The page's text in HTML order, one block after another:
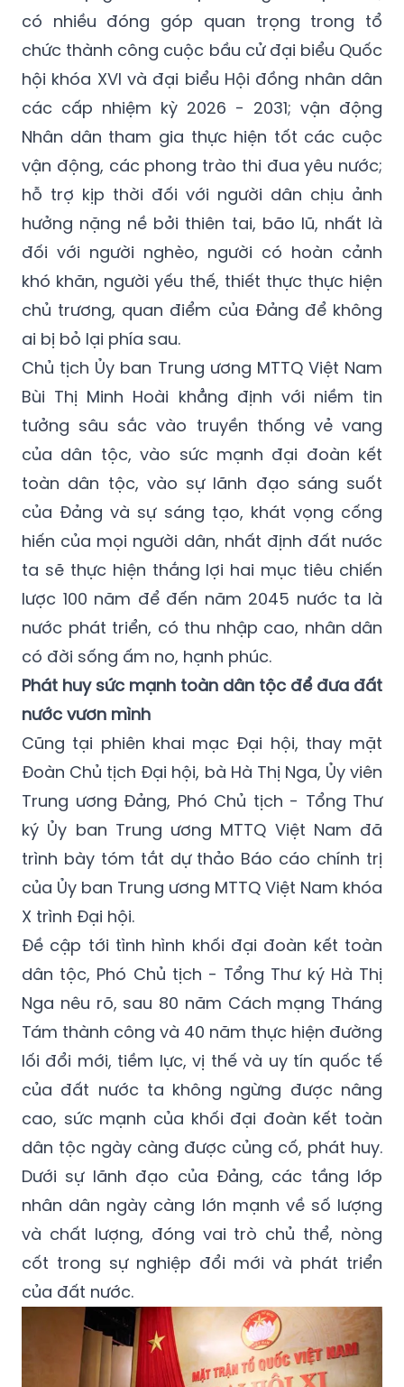
có nhiều đóng góp quan trọng trong tổ
chức thành công cuộc bầu cử đại biểu Quốc
hội khóa XVI và đại biểu Hội đồng nhân dân
các cấp nhiệm kỳ 2026 - 2031; vận động
Nhân dân tham gia thực hiện tốt các cuộc
vận động, các phong trào thi đua yêu nước;
hỗ trợ kịp thời đối với người dân chịu ảnh
hưởng nặng nề bởi thiên tai, bão lũ, nhất là
đối với người nghèo, người có hoàn cảnh
khó khăn, người yếu thế, thiết thực thực hiện
chủ trương, quan điểm của Đảng để không
ai bị bỏ lại phía sau.
Chủ tịch Ủy ban Trung ương MTTQ Việt Nam
Bùi Thị Minh Hoài khẳng định với niềm tin
tưởng sâu sắc vào truyền thống vẻ vang
của dân tộc, vào sức mạnh đại đoàn kết
toàn dân tộc, vào sự lãnh đạo sáng suốt
của Đảng và sự sáng tạo, khát vọng cống
hiến của mọi người dân, nhất định đất nước
ta sẽ thực hiện thắng lợi hai mục tiêu chiến
lược 100 năm để đến năm 2045 nước ta là
nước phát triển, có thu nhập cao, nhân dân
có đời sống ấm no, hạnh phúc.
Phát huy sức mạnh toàn dân tộc để đưa đất
nước vươn mình
Cũng tại phiên khai mạc Đại hội, thay mặt
Đoàn Chủ tịch Đại hội, bà Hà Thị Nga, Ủy viên
Trung ương Đảng, Phó Chủ tịch - Tổng Thư
ký Ủy ban Trung ương MTTQ Việt Nam đã
trình bày tóm tắt dự thảo Báo cáo chính trị
của Ủy ban Trung ương MTTQ Việt Nam khóa
X trình Đại hội.
Đề cập tới tình hình khối đại đoàn kết toàn
dân tộc, Phó Chủ tịch - Tổng Thư ký Hà Thị
Nga nêu rõ, sau 80 năm Cách mạng Tháng
Tám thành công và 40 năm thực hiện đường
lối đổi mới, tiềm lực, vị thế và uy tín quốc tế
của đất nước ta không ngừng được nâng
cao, sức mạnh của khối đại đoàn kết toàn
dân tộc ngày càng được củng cố, phát huy.
Dưới sự lãnh đạo của Đảng, các tầng lớp
nhân dân ngày càng lớn mạnh về số lượng
và chất lượng, đóng vai trò chủ thể, nòng
cốt trong sự nghiệp đổi mới và phát triển
của đất nước.